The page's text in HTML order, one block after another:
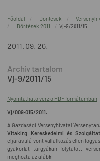
Főoldal Döntések
Döntések 2011
Vj-9/2011/15
2011. 09. 26.
Vj-9/2011/15
Nyomtatható verzió PDF formátumban
Vj/009-015/2011.
A Gazdasági Versenyhivatal
Vitaking Kereskedelmi és
eljárás alá vont vállalkozás ellen
gyakorlat tárgyában folytatott
meghozta az alábbi